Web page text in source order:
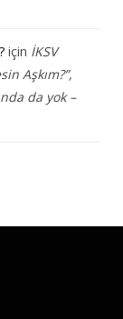
için İKSV
Aşkım?”,
da yok –